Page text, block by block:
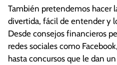
También pretendemos hacer
divertida, fácil de entender y
Desde consejos financieros
redes sociales como
hasta concursos que le dan